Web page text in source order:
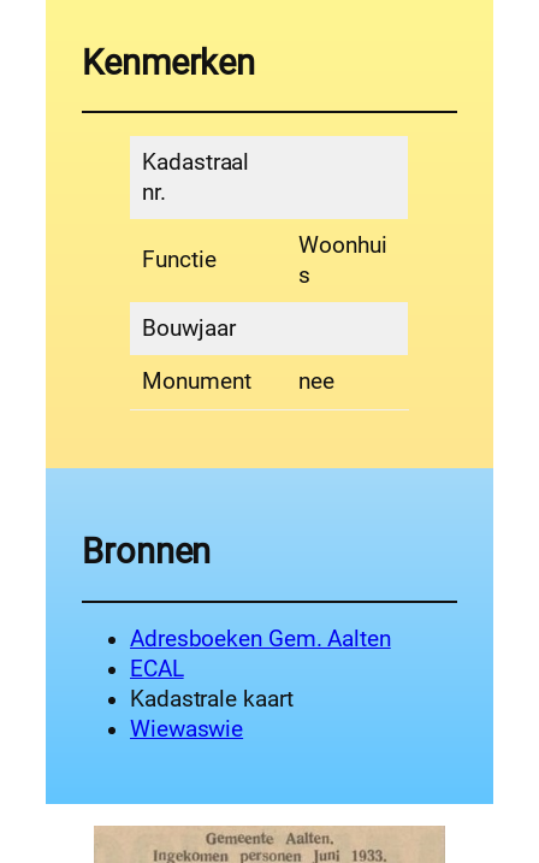
Kenmerken
Kadastraal
nr.
Functie
Woonhui
s
Bouwjaar
Monument
nee
Bronnen
Adresboeken Gem. Aalten
ECAL
Kadastrale kaart
Wiewaswie